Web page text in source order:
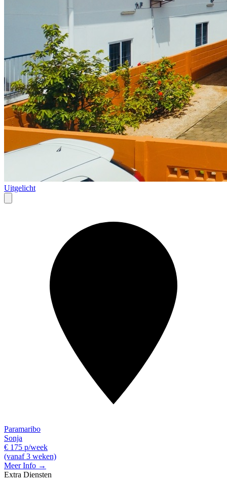
Uitgelicht
Paramaribo
Sonja
€ 175 p/week
(vanaf 3 weken)
Meer Info →
Extra Diensten